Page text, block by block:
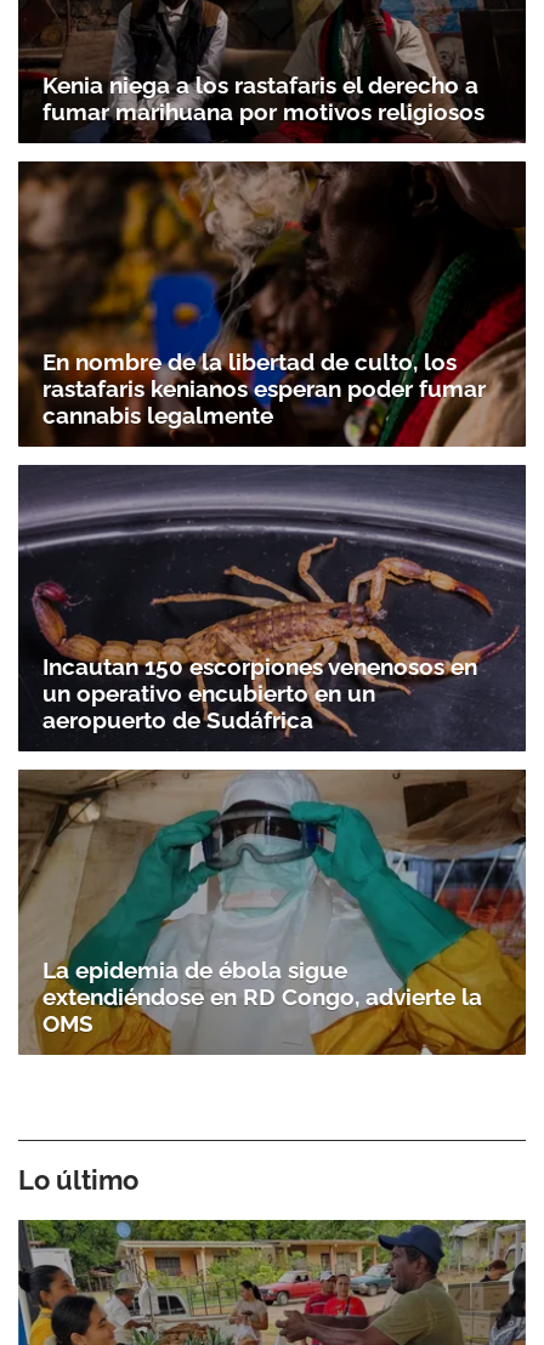
Kenia niega a los rastafaris el derecho a
fumar marihuana por motivos religiosos
En nombre de la libertad de culto, los
rastafaris kenianos esperan poder fumar
cannabis legalmente
Incautan 150 escorpiones venenosos en
un operativo encubierto en un
aeropuerto de Sudáfrica
La epidemia de ébola sigue
extendiéndose en RD Congo, advierte la
OMS
Lo último